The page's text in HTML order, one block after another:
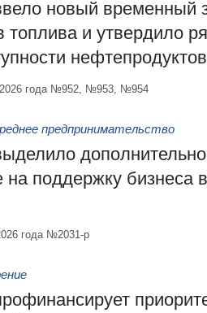
новый временный
топлива и утвердило
нефтепродуктов
2026 года №952, №953, №954
предпринимательство
поддержку бизнеса
года №2031-р